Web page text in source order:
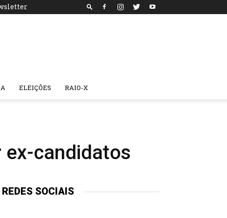
ELEIÇÕES RAIO-X
ex-candidatos
REDES SOCIAIS